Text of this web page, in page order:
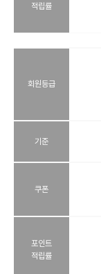
적립률
회원등급
기준
쿠폰
포인트
적립률